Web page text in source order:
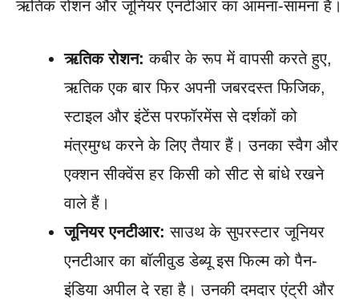
ऋतिक रोशन और जूनियर एनटीआर का आमना-सामना है।
ऋतिक रोशन: कबीर के रूप में वापसी करते हुए,
ऋतिक एक बार फिर अपनी जबरदस्त फिजिक,
स्टाइल और इंटेंस परफॉरमेंस से दर्शकों को
मंत्रमुग्ध करने के लिए तैयार हैं। उनका स्वैग और
एक्शन सीक्वेंस हर किसी को सीट से बांधे रखने
वाले हैं।
जूनियर एनटीआर: साउथ के सुपरस्टार जूनियर
एनटीआर का बॉलीवुड डेब्यू इस फिल्म को पैन-
इंडिया अपील दे रहा है। उनकी दमदार एंट्री और